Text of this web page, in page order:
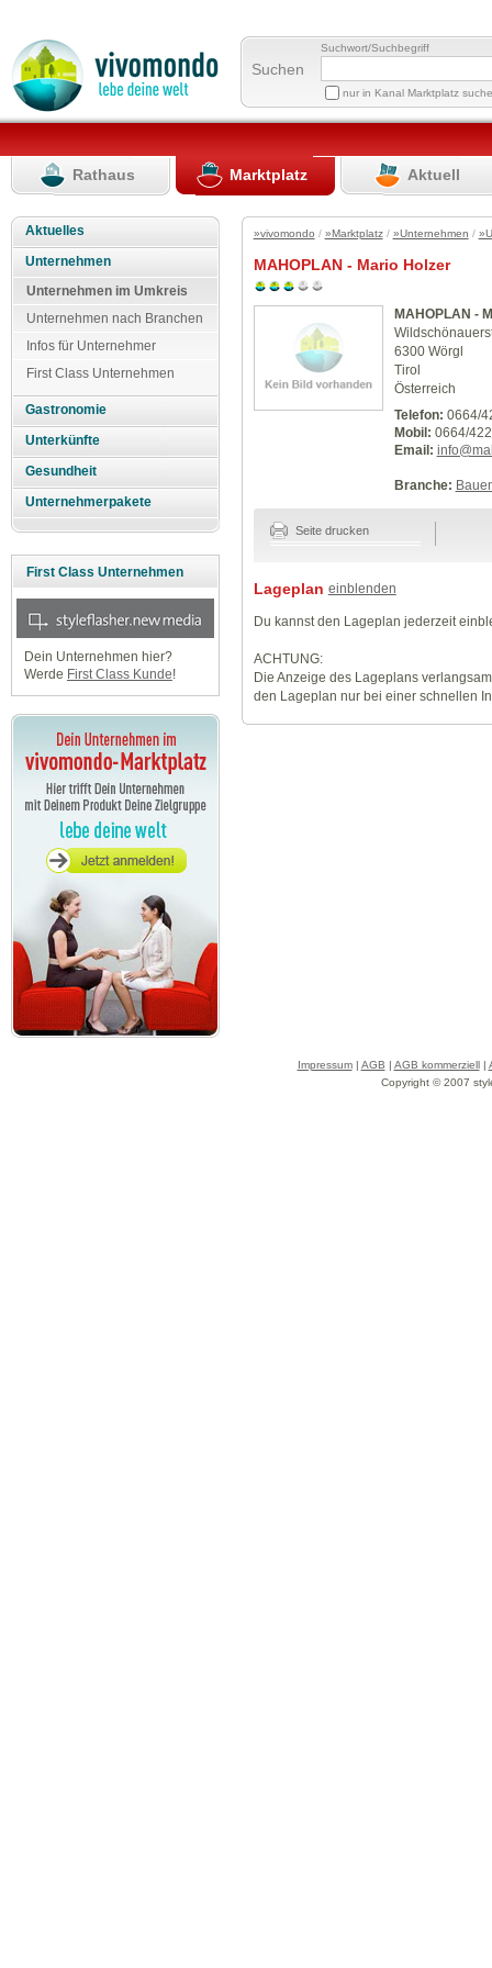
Suchen
Suchwort/Suchbegriff
nur in Kanal Marktplatz
Rathaus Marktplatz Aktuell
Aktuelles
Unternehmen
Unternehmen im Umkreis
Unternehmen nach Branchen
Infos für Unternehmer
First Class Unternehmen
Gastronomie
Unterkünfte
Gesundheit
Unternehmerpakete
First Class Unternehmen
Dein Unternehmen hier?
Werde First Class Kunde!
»vivomondo / »Marktplatz/ »Unternehmen /
MAHOPLAN - Mario Holzer
MAHOPLAN -
6300 Wörgl
Tirol
Österreich
Telefon: 0664/
Mobil: 0664/
Email:
Branche:
Seite drucken
Lageplan einblenden
Du kannst den Lageplan jederzeit
ACHTUNG:
Die Anzeige des Lageplans
den Lageplan nur bei einer schnellen
Impressum| AGB | AGB kommerziell|
Copyright © 2007